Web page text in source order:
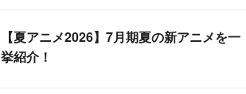
【夏アニメ2026】7月期夏の新アニメを一
挙紹介！